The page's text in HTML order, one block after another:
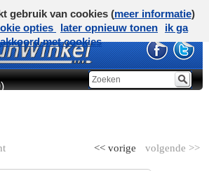
volgende >>
<< vorige
gebruik van cookies (meer informatie)
opties
later opnieuw tonen
ik ga
akkoord met cookies